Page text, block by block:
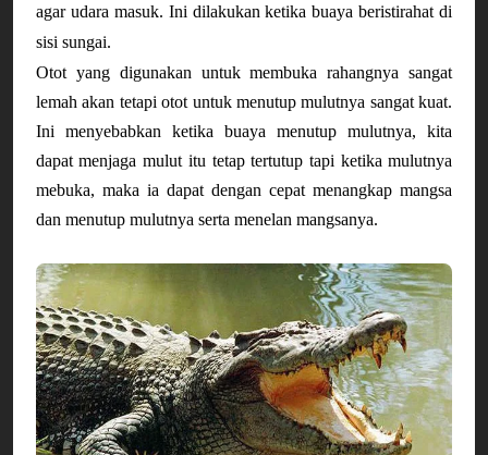
agar udara masuk. Ini dilakukan ketika buaya beristirahat di
sisi sungai.
Otot yang digunakan untuk membuka rahangnya sangat
lemah akan tetapi otot untuk menutup mulutnya sangat kuat.
Ini menyebabkan ketika buaya menutup mulutnya, kita
dapat menjaga mulut itu tetap tertutup tapi ketika mulutnya
mebuka, maka ia dapat dengan cepat menangkap mangsa
dan menutup mulutnya serta menelan mangsanya.